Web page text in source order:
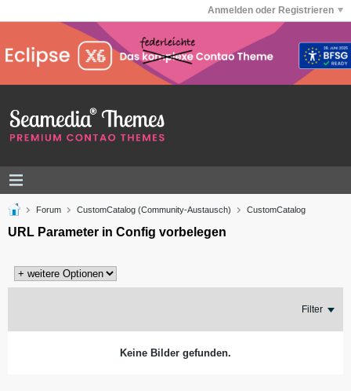
Anmelden oder Registrieren
Forum CustomCatalog (Community-Austausch) CustomCatalog
URL Parameter in Config vorbelegen
Filter
Keine Bilder gefunden.